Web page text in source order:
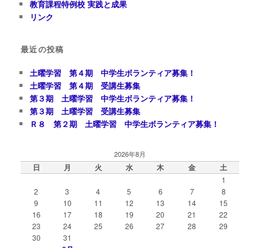
教育課程特例校 実践と成果
リンク
最近の投稿
土曜学習 第４期 中学生ボランティア募集！
土曜学習 第４期 受講生募集
第３期 土曜学習 中学生ボランティア募集！
第３期 土曜学習 受講生募集
Ｒ８ 第２期 土曜学習 中学生ボランティア募集！
2026年8月
日 月 火 水 木 金 土
1
2
3 4 5 6 7
8
9
10 11 12 13 14
15
16
17 18 19 20 21
22
23
24 25 26 27 28
29
30
31